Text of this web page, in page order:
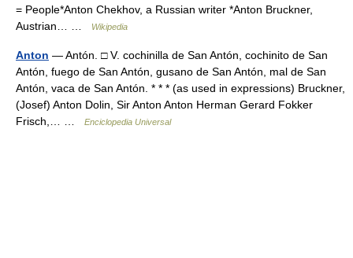
= People*Anton Chekhov, a Russian writer *Anton Bruckner,
Austrian… …
Wikipedia
Anton — Antón. □ V. cochinilla de San Antón, cochinito de San
Antón, fuego de San Antón, gusano de San Antón, mal de San
Antón, vaca de San Antón. * * * (as used in expressions) Bruckner,
(Josef) Anton Dolin, Sir Anton Anton Herman Gerard Fokker
Frisch,… …
Enciclopedia Universal